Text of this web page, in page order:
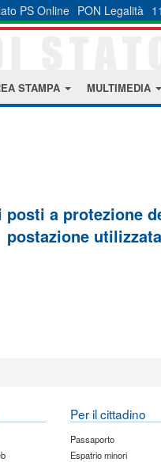
PS Online PON Legalità
STAMPA MULTIMEDIA
a protezione
postazione
Per il cittadino
Passaporto
Espatrio minori